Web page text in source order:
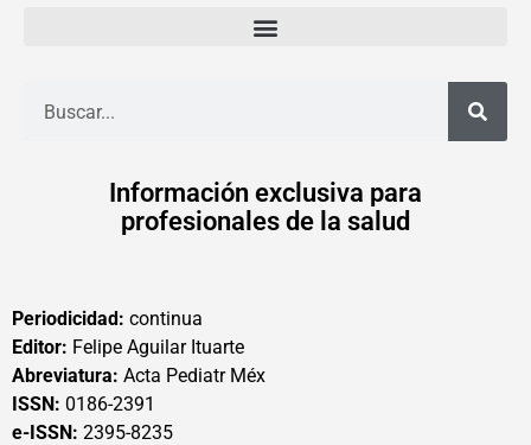
Información exclusiva para
profesionales de la salud
Periodicidad: continua
Editor: Felipe Aguilar Ituarte
Abreviatura: Acta Pediatr Méx
ISSN: 0186-2391
e-ISSN: 2395-8235